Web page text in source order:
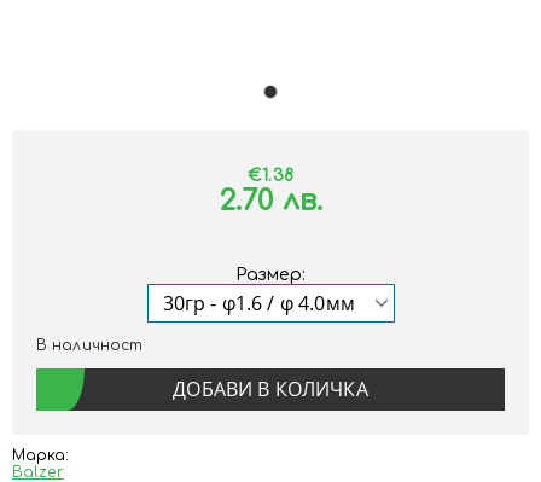
Марка:
Balzer
€1.38
2.70 лв.
Размер:
В наличност